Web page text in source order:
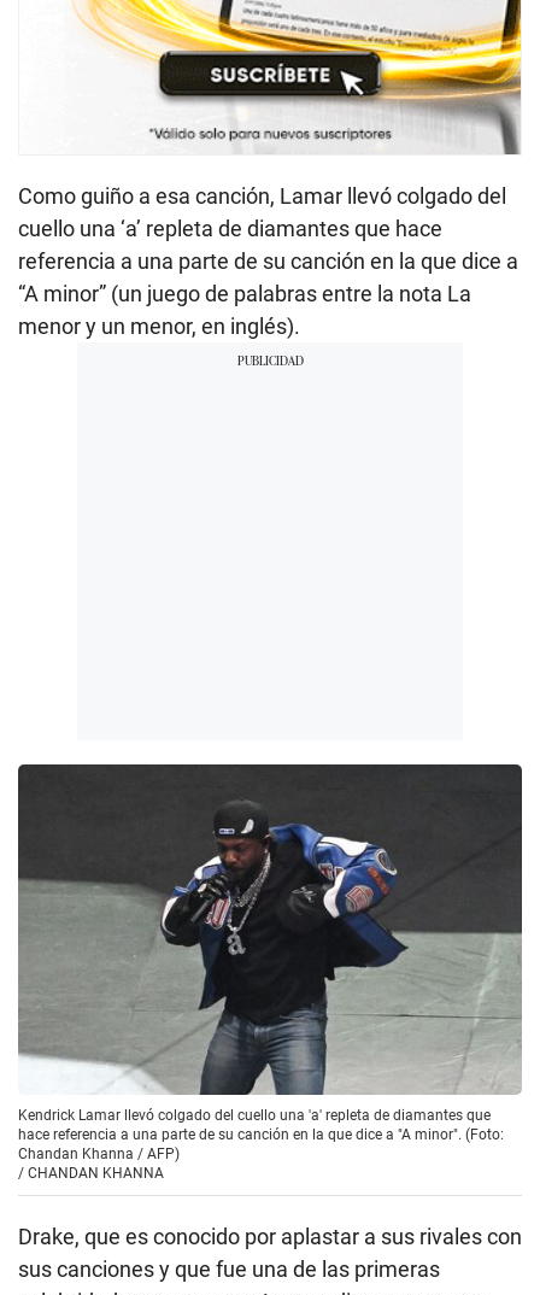
Como guiño a esa canción, Lamar llevó colgado del
cuello una ‘a’ repleta de diamantes que hace
referencia a una parte de su canción en la que dice a
“A minor” (un juego de palabras entre la nota La
menor y un menor, en inglés).
Kendrick Lamar llevó colgado del cuello una 'a' repleta de diamantes que
hace referencia a una parte de su canción en la que dice a "A minor". (Foto:
Chandan Khanna / AFP)
/ CHANDAN KHANNA
Drake, que es conocido por aplastar a sus rivales con
sus canciones y que fue una de las primeras